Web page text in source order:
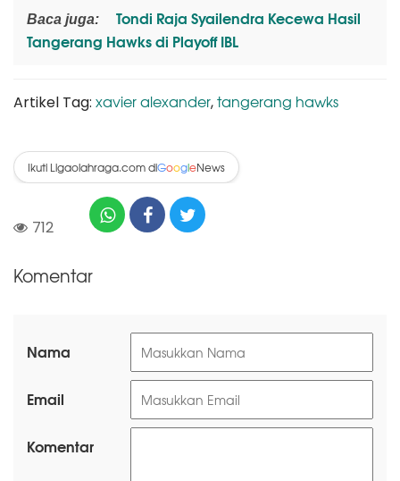
Baca juga:
Tondi Raja Syailendra Kecewa Hasil
Tangerang Hawks di Playoff IBL
Artikel Tag: xavier alexander,tangerang hawks
Ikuti Ligaolahraga.com diGoogleNews
712
Komentar
Nama
Email
Komentar